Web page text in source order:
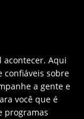
acontecer. Aqui
confiáveis sobre
a gente e
você que é
programas